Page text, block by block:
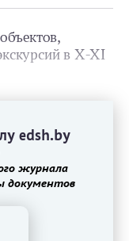
в X-XI
edsh.by
журнала
документов